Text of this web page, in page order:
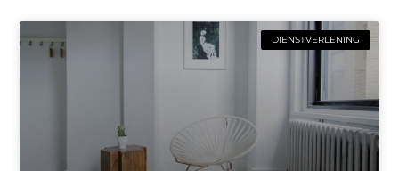
DIENSTVERLENING